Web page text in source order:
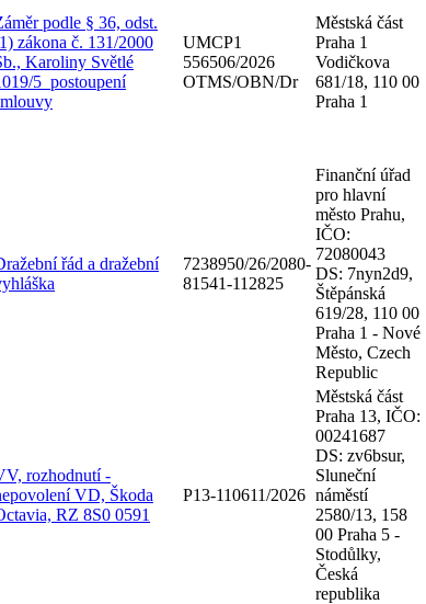
podle § 36, odst.
zákona č. 131/2000
Karoliny Světlé
5_postoupení
UMCP1
556506/2026
OTMS/OBN/Dr
Městská část
Praha 1
Vodičkova
681/18, 110 00
Praha 1
řád a dražební
7238950/26/2080-
81541-112825
Finanční úřad
pro hlavní
město Prahu,
IČO:
72080043
DS: 7nyn2d9,
Štěpánská
619/28, 110 00
Praha 1 - Nové
Město, Czech
Republic
rozhodnutí -
VD, Škoda
RZ 8S0 0591
P13-110611/2026
Městská část
Praha 13, IČO:
00241687
DS: zv6bsur,
Sluneční
náměstí
2580/13, 158
00 Praha 5 -
Stodůlky,
Česká
republika